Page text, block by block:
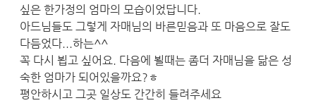
싶은 한가정의 엄마의 모습이었답니다.
아드님들도 그렇게 자매님의 바른믿음과 또 마음으로 잘도
다듬었다...하는^^
꼭 다시 뵙고 싶어요. 다음에 뵐때는 좀더 자매님을 닮은 성
숙한 엄마가 되어있을까요?ㅎ
평안하시고 그곳 일상도 간간히 들려주세요